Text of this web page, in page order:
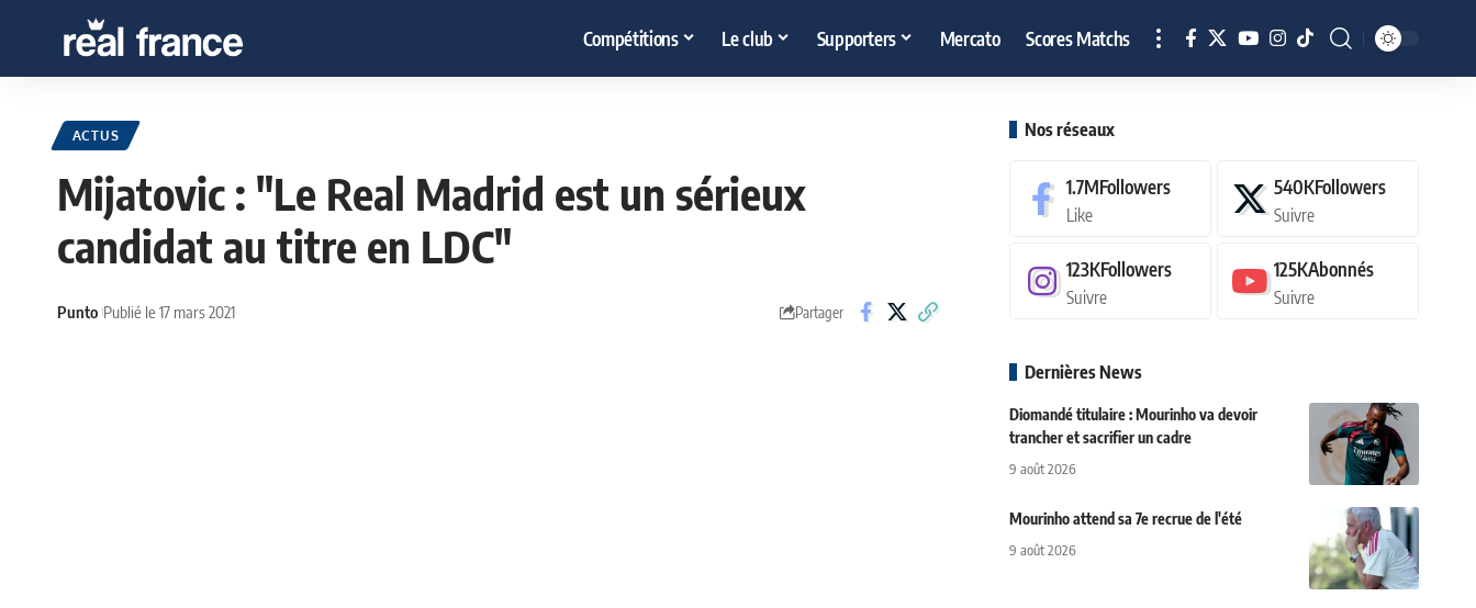
Compétitions Le club Supporters Mercato Scores Matchs
ACTUS
Mijatovic : "Le Real Madrid est un sérieux
candidat au titre en LDC"
Punto Publié le 17 mars 2021 Partager
Nos réseaux
1.7MFollowers
Like
540KFollowers
Suivre
123KFollowers
Suivre
125KAbonnés
Suivre
Dernières News
Diomandé titulaire : Mourinho va devoir
trancher et sacrifier un cadre
9 août 2026
Mourinho attend sa 7e recrue de l'été
9 août 2026